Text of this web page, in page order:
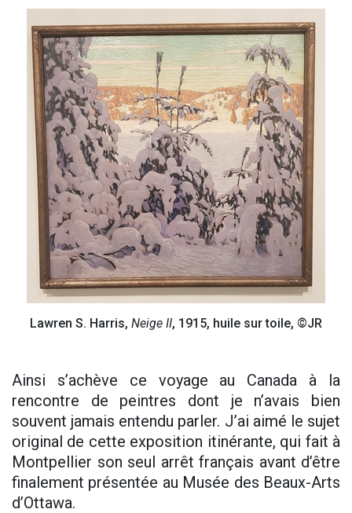
Lawren S. Harris, Neige II, 1915, huile sur toile, ©JR
Ainsi s’achève ce voyage au Canada à la
rencontre de peintres dont je n’avais bien
souvent jamais entendu parler. J’ai aimé le sujet
original de cette exposition itinérante, qui fait à
Montpellier son seul arrêt français avant d’être
finalement présentée au Musée des Beaux-Arts
d’Ottawa.